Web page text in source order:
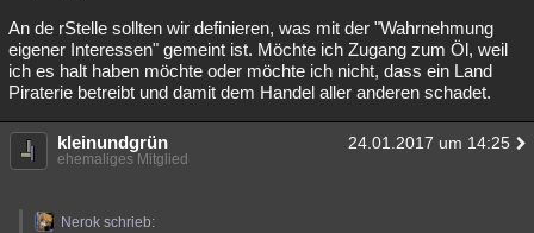
An de rStelle sollten wir definieren, was mit der "Wahrnehmung
eigener Interessen" gemeint ist. Möchte ich Zugang zum Öl, weil
ich es halt haben möchte oder möchte ich nicht, dass ein Land
Piraterie betreibt und damit dem Handel aller anderen schadet.
kleinundgrün 24.01.2017 um 14:25
ehemaliges Mitglied
Nerok schrieb: